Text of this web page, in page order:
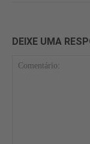
DEIXE UMA